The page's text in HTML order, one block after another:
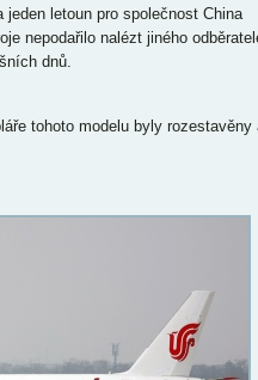
jeden letoun pro společnost China
nepodařilo nalézt jiného
dnů.
tohoto modelu byly rozestavěny